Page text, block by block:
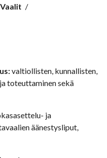
Vaalit /
valtiollisten, kunnallisten,
toteuttaminen sekä
ja
äänestysliput,